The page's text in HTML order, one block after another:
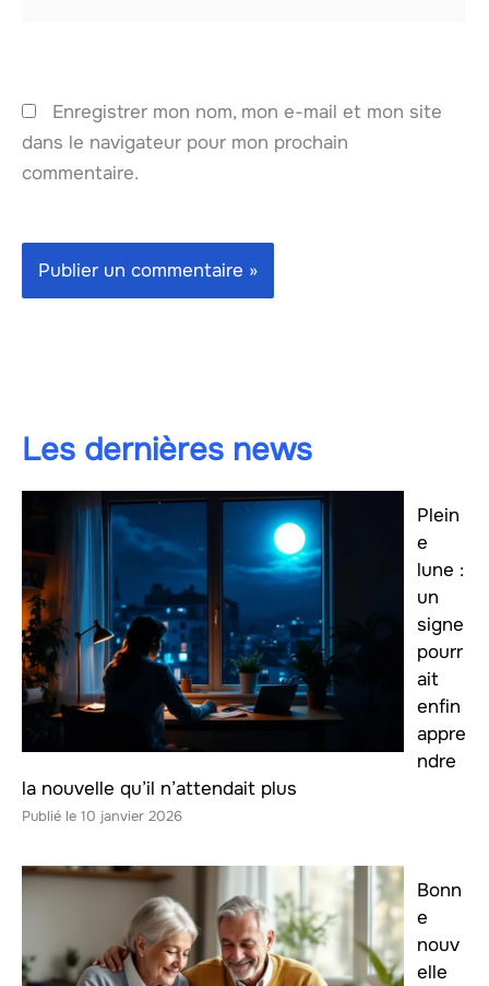
Enregistrer mon nom, mon e-mail et mon site
dans le navigateur pour mon prochain
commentaire.
Les dernières news
Plein
e
lune :
un
signe
pourr
ait
enfin
appre
ndre
la nouvelle qu’il n’attendait plus
10 janvier 2026
Bonn
e
nouv
elle